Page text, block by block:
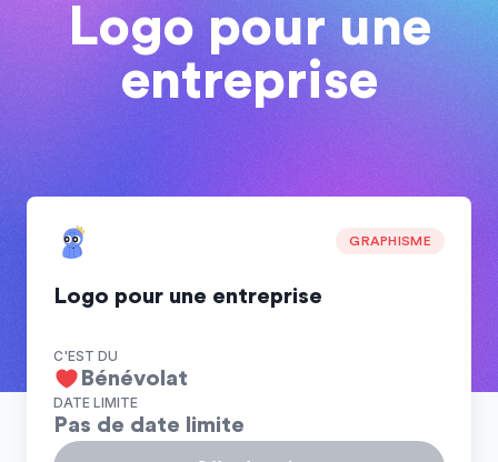
Logo pour une
entreprise
GRAPHISME
Logo pour une entreprise
C'EST DU
Bénévolat
DATE LIMITE
Pas de date limite